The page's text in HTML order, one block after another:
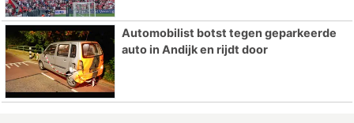
Automobilist botst tegen geparkeerde
auto in Andijk en rijdt door